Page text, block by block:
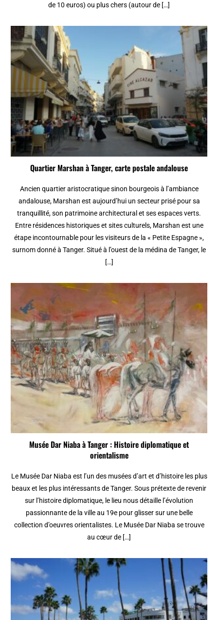
de 10 euros) ou plus chers (autour de […]
Quartier Marshan à Tanger, carte postale andalouse
Ancien quartier aristocratique sinon bourgeois à l’ambiance
andalouse, Marshan est aujourd’hui un secteur prisé pour sa
tranquillité, son patrimoine architectural et ses espaces verts.
Entre résidences historiques et sites culturels, Marshan est une
étape incontournable pour les visiteurs de la « Petite Espagne »,
surnom donné à Tanger. Situé à l’ouest de la médina de Tanger, le
[…]
Musée Dar Niaba à Tanger : Histoire diplomatique et
orientalisme
Le Musée Dar Niaba est l’un des musées d’art et d’histoire les plus
beaux et les plus intéressants de Tanger. Sous prétexte de revenir
sur l’histoire diplomatique, le lieu nous détaille l’évolution
passionnante de la ville au 19e pour glisser sur une belle
collection d’oeuvres orientalistes. Le Musée Dar Niaba se trouve
au cœur de […]